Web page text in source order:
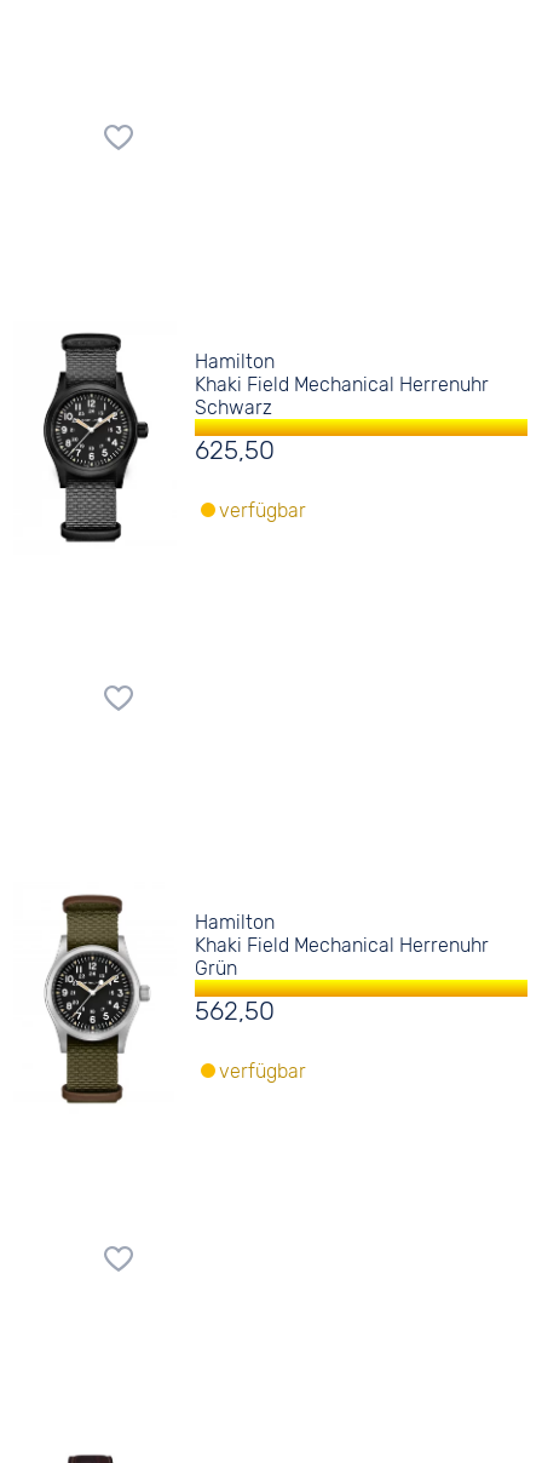
Hamilton
Khaki Field Mechanical Herrenuhr
Schwarz
625,50
verfügbar
Hamilton
Khaki Field Mechanical Herrenuhr
Grün
562,50
verfügbar